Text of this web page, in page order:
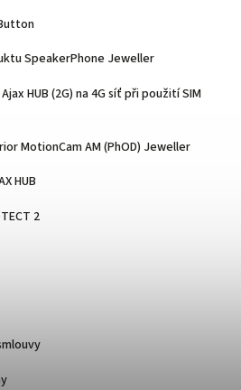
SpeakerPhone Jeweller
HUB (2G) na 4G síť při použití SIM
MotionCam AM (PhOD) Jeweller
HUB
2